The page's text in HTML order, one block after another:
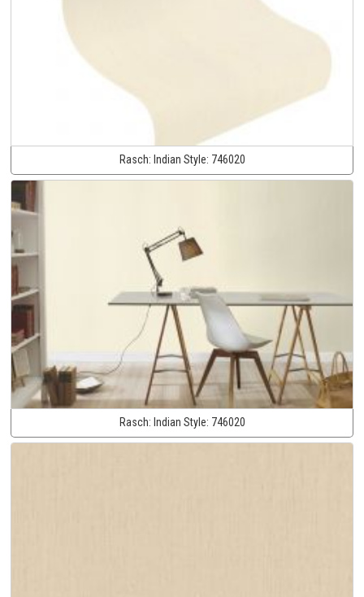
Rasch: Indian Style: 746020
Rasch: Indian Style: 746020